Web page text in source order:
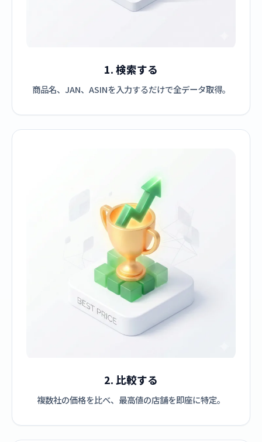
1. 検索する
商品名、JAN、ASINを入力するだけで全データ取得。
2. 比較する
複数社の価格を比べ、最高値の店舗を即座に特定。